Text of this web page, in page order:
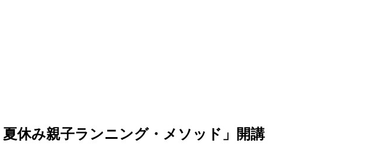
休み親子ランニング・メソッド」開講